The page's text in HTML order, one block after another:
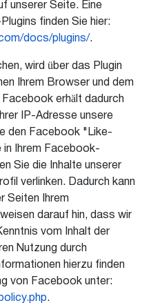
unserer Seite. Eine
finden Sie hier:
docs/plugins/.
wird über das Plugin
Ihrem Browser und dem
erhält dadurch
IP-Adresse unsere
den Facebook "Like-
in Ihrem Facebook-
Sie die Inhalte unserer
verlinken. Dadurch kann
Seiten Ihrem
darauf hin, dass wir
vom Inhalt der
Nutzung durch
hierzu finden
von Facebook unter:
.